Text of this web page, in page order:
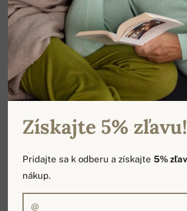
Získajte 5% zľavu!
Pridajte sa k odberu a získajte5%
nákup.